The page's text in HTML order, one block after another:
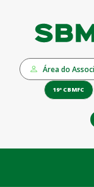
Área do
19º CBMFC